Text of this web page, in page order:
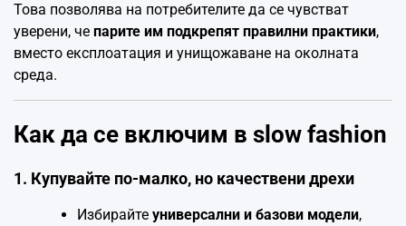
Това позволява на потребителите да се чувстват
уверени, че парите им подкрепят правилни практики,
вместо експлоатация и унищожаване на околната
среда.
Как да се включим в slow fashion
1. Купувайте по-малко, но качествени дрехи
Избирайте универсални и базови модели,